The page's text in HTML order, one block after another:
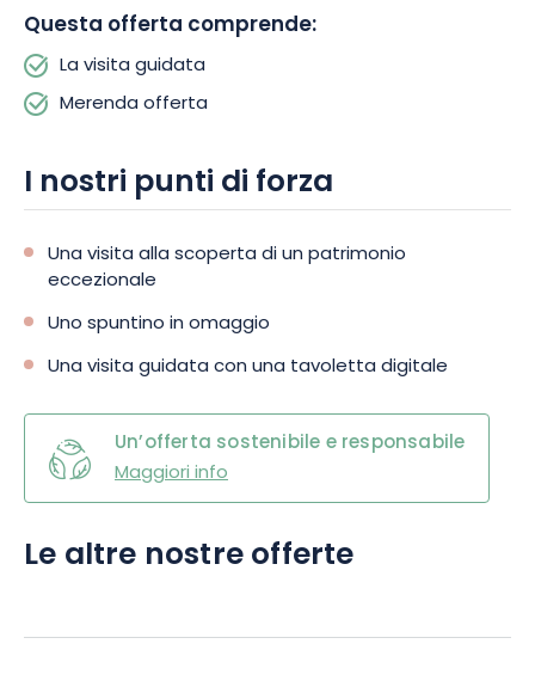
attività vi invita a riscoprire il passato medievale dei Vosgi.
Prenotate la vostra visita e seguite le orme dei castelli
fortificati e dei duchi di Lorena.
Questa offerta comprende:
La visita guidata
Merenda offerta
I nostri punti di forza
Una visita alla scoperta di un patrimonio
eccezionale
Uno spuntino in omaggio
Una visita guidata con una tavoletta digitale
Un’offerta sostenibile e responsabile
Maggiori info
Le altre nostre offerte